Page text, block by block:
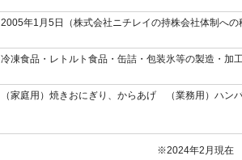
2005年1月5日（株式会社ニチレイの持株会社体制への
冷凍食品・レトルト食品・缶詰・包装氷等の製造・加
（家庭用）焼きおにぎり、からあげ （業務用）ハン
※2024年2月現在